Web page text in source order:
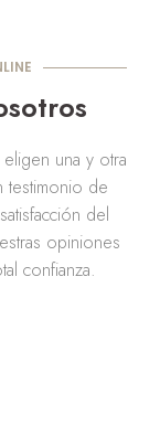
una y otra
de
del
opiniones
confianza.